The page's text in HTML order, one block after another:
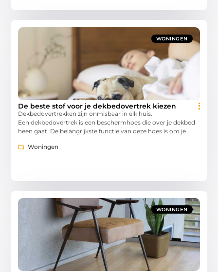
WONINGEN
De beste stof voor je dekbedovertrek kiezen
Dekbedovertrekken zijn onmisbaar in elk huis.
Een dekbedovertrek is een beschermhoes die over je dekbed
heen gaat. De belangrijkste functie van deze hoes is om je
Woningen
WONINGEN